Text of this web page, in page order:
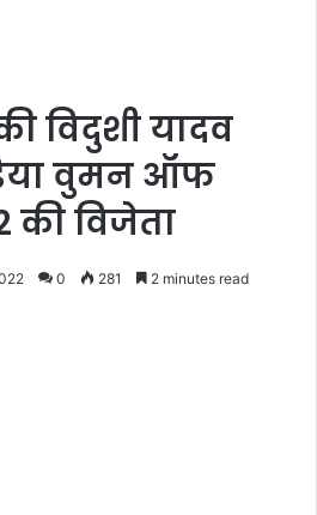
विदुशी यादव
वुमन ऑफ
की विजेता
0 281 2 minutes read